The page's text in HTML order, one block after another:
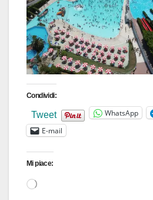
Condividi:
Tweet WhatsApp
E-mail
Mi piace:
Caricamento